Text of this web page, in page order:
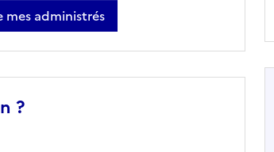
mes administrés
?